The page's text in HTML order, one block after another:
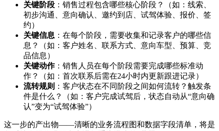
关键阶段 ：销售过程包含哪些核心阶段？（如：线索、
初步沟通、意向确认、邀约到店、试驾体验、报价、签
约）
关键信息 ：在每个阶段，需要收集和记录客户的哪些信
息？（如：客户姓名、联系方式、意向车型、预算、竞
品信息）
关键动作：销售人员在每个阶段需要完成哪些标准动
作？（如：首次联系后需在24小时内更新跟进记录）
流转规则 ：客户状态在不同阶段之间如何流转？触发条
件是什么？（如：客户完成试驾后，状态自动从“意向确
认”变为“试驾体验”）
这一步的产出物——清晰的业务流程图和数据字段清单，将是